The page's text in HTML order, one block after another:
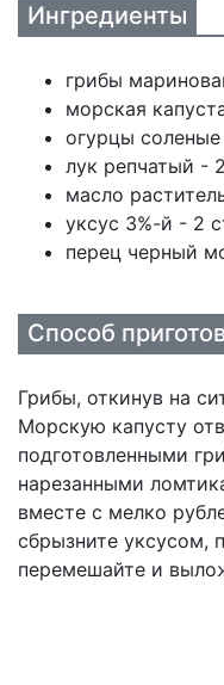
Ингредиенты
грибы
морская
огурцы
лук репчатый -
масло
уксус 3%-й - 2
перец черный
Способ
Грибы, откинув на
Морскую капусту
подготовленными
нарезанными
вместе с мелко
сбрызните уксусом,
перемешайте и